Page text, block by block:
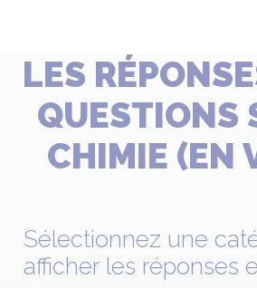
LES
QUESTIONS
CHIMIE (EN
Sélectionnez une
afficher les réponses